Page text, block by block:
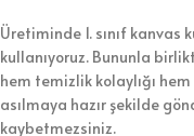
Üretiminde 1. sınıf kanvas
kullanıyoruz. Bununla
hem temizlik kolaylığı
asılmaya hazır şekilde
kaybetmezsiniz.